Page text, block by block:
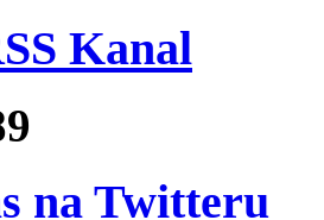
Kanal
na Twitteru